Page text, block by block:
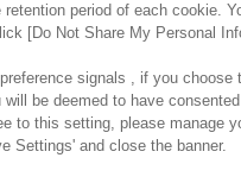
period of each cookie.
[Do Not Share My Personal
signals , if you choose
be deemed to have
to this setting, please manage
Settings' and close the banner.